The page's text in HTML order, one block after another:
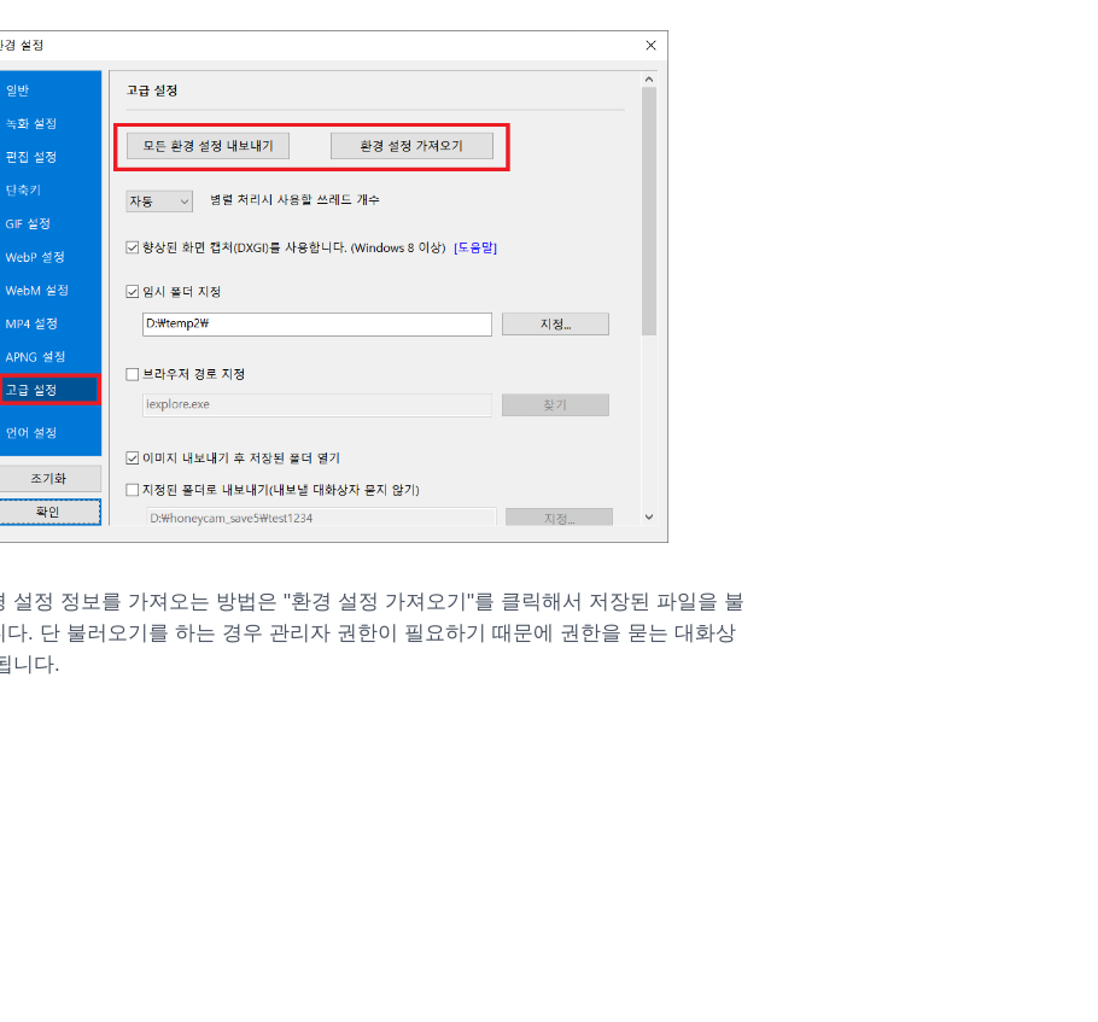
설정 정보를 가져오는 방법은 "환경 설정 가져오기"를 클릭해서 저장된 파일을 불
다. 단 불러오기를 하는 경우 관리자 권한이 필요하기 때문에 권한을 묻는 대화상
니다.